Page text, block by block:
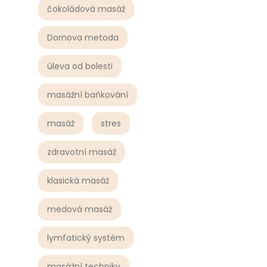
čokoládová masáž
Dornova metoda
úleva od bolesti
masážní baňkování
masáž stres
zdravotní masáž
klasická masáž
medová masáž
lymfatický systém